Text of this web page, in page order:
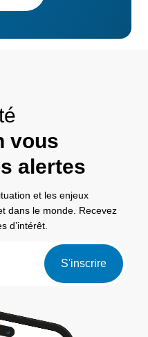
vous
alertes
et les enjeux
dans le monde. Recevez
d’intérêt.
S'inscrire